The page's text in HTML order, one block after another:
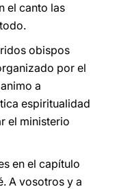
el canto las
obispos
por el
a
espiritualidad
el ministerio
en el capítulo
A vosotros y a